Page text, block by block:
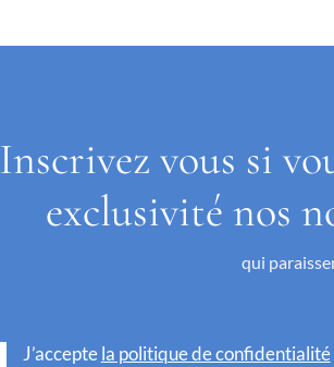
Inscrivez vous si
exclusivité nos
qui
J’acceptela politique de confidentialité